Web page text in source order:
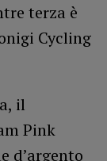
terza è
Cycling
il
Pink
d’argento